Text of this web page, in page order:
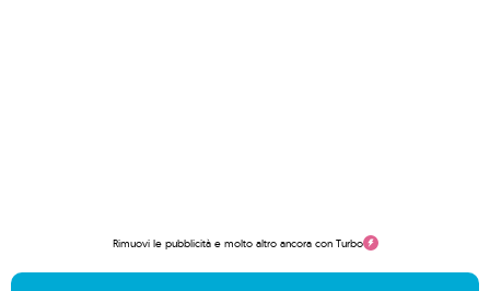
Rimuovi le pubblicità e molto altro ancora con Turbo